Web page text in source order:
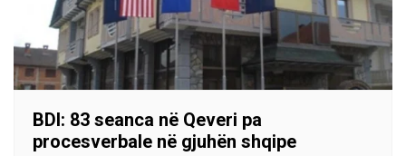
BDI: 83 seanca në Qeveri pa
procesverbale në gjuhën shqipe